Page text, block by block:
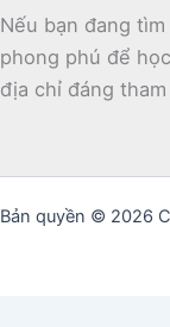
Nếu bạn đang
phong phú để
địa chỉ đáng tham
Bản quyền © 2026